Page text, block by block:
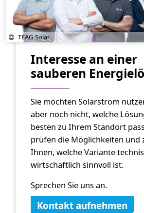
TEAG Solar
Interesse an einer
sauberen
Sie möchten Solarstrom
aber noch nicht, welche
besten zu Ihrem Standort
prüfen die Möglichkeiten und
Ihnen, welche Variante
wirtschaftlich sinnvoll ist.
Sprechen Sie uns an.
Kontakt aufnehmen